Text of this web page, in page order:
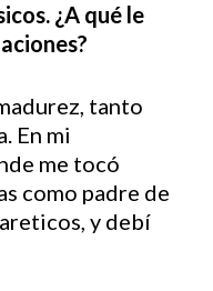
¿A qué le
tanto
En mi
me tocó
como padre de
y debí